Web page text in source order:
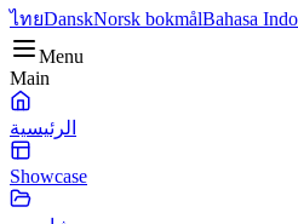
ไทยDanskNorsk bokmålBahasa
Menu
Main
الرئيسية
Showcase